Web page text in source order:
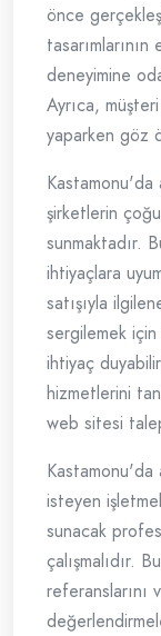
önce
deneyimine
Ayrıca,
yaparken göz
Kastamonu'da
şirketlerin
sunmaktadır.
ihtiyaçlara
satışıyla
sergilemek
ihtiyaç
hizmetlerini
web sitesi
Kastamonu'da
isteyen
sunacak
çalışmalıdır.
referanslarını